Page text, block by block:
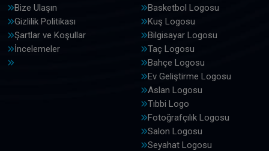
Bize Ulaşın
Gizlilik Politikası
Şartlar ve Koşullar
İncelemeler
Basketbol Logosu
Kuş Logosu
Bilgisayar Logosu
Taç Logosu
Bahçe Logosu
Ev Geliştirme Logosu
Aslan Logosu
Tıbbi Logo
Fotoğrafçılık Logosu
Salon Logosu
Seyahat Logosu